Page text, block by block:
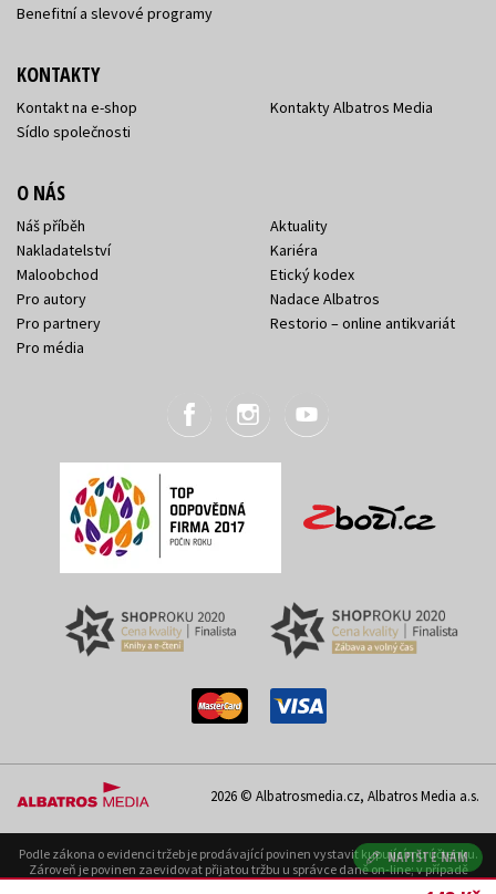
NAPIŠTE NÁM
Benefitní a slevové programy
KONTAKTY
Kontakt na e-shop
Sídlo společnosti
Kontakty Albatros Media
O NÁS
Náš příběh
Nakladatelství
Maloobchod
Pro autory
Pro partnery
Pro média
Aktuality
Kariéra
Etický kodex
Nadace Albatros
Restorio – online antikvariát
2026 © Albatrosmedia.cz, Albatros Media a.s.
Podle zákona o evidenci tržeb je prodávající povinen vystavit kupujícímu účtenku.
Zároveň je povinen zaevidovat přijatou tržbu u správce daně on-line; v případě
technického výpadku pak nejpozději do 48 hodin. Uvedené se týká pouze případů